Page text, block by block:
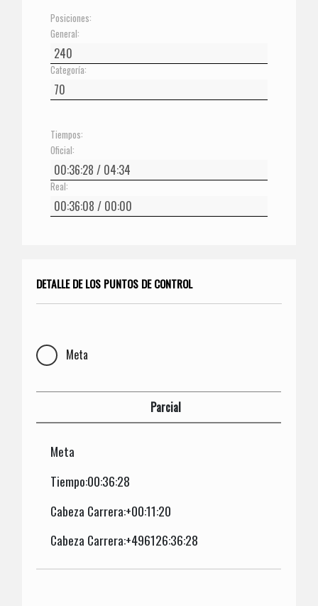
Posiciones:
General:
Categoría:
Tiempos:
Oficial:
Real:
DETALLE DE LOS PUNTOS DE CONTROL
Meta
Parcial
Meta
Tiempo:00:36:28
Cabeza Carrera:+00:11:20
Cabeza Carrera:+496126:36:28